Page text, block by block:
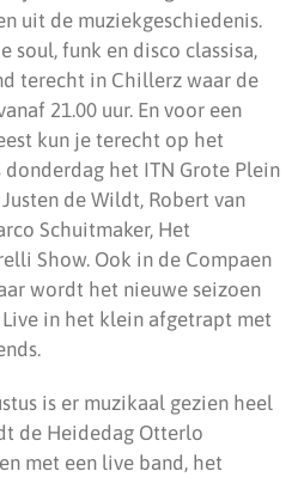
uit de muziekgeschiedenis.
soul, funk en disco classisa,
terecht in Chillerz waar de
21.00 uur. En voor een
kun je terecht op het
het ITN Grote Plein
de Wildt, Robert van
Schuitmaker, Het
Show. Ook in de Compaen
wordt het nieuwe seizoen
in het klein afgetrapt met
is er muzikaal gezien heel
de Heidedag Otterlo
met een live band, het